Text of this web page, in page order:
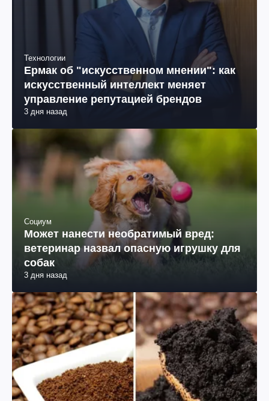
Технологии
Ермак об "искусственном мнении": как
искусственный интеллект меняет
управление репутацией брендов
3 дня назад
Социум
Может нанести необратимый вред:
ветеринар назвал опасную игрушку для
собак
3 дня назад